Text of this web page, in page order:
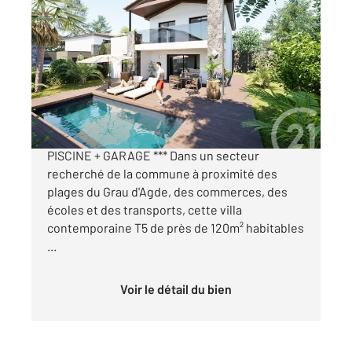
LE GRAU D AGDE 34
119,58 m2, 5 pièces
Ref : 4906
Maison à vendre
585 000 €
*** LE GRAU D'AGDE - VILLA NEUVE T5 +
PISCINE + GARAGE *** Dans un secteur
recherché de la commune à proximité des
plages du Grau d'Agde, des commerces, des
écoles et des transports, cette villa
contemporaine T5 de près de 120m² habitables
...
Voir le détail du bien